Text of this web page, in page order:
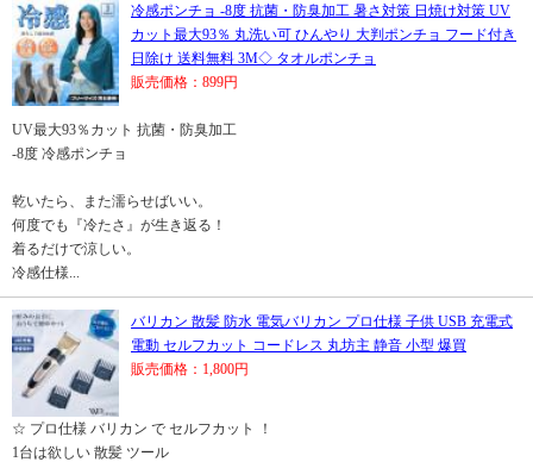
冷感ポンチョ -8度 抗菌・防臭加工 暑さ対策 日焼け対策 UV
カット最大93％ 丸洗い可 ひんやり 大判ポンチョ フード付き
日除け 送料無料 3M◇ タオルポンチョ
販売価格：899円
UV最大93％カット 抗菌・防臭加工
-8度 冷感ポンチョ
乾いたら、また濡らせばいい。
何度でも『冷たさ』が生き返る！
着るだけで涼しい。
冷感仕様...
バリカン 散髪 防水 電気バリカン プロ仕様 子供 USB 充電式
電動 セルフカット コードレス 丸坊主 静音 小型 爆買
販売価格：1,800円
☆ プロ仕様 バリカン で セルフカット ！
1台は欲しい 散髪 ツール